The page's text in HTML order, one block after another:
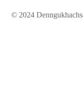
© 2024